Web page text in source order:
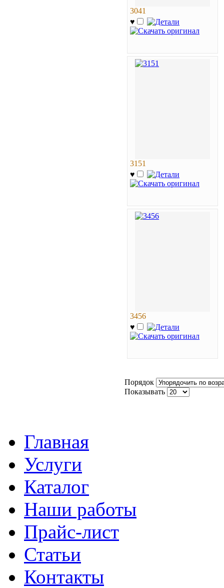
3041
♥
3151
♥
3456
♥
Порядок
Показывать
Главная
Услуги
Каталог
Наши работы
Прайс-лист
Статьи
Контакты